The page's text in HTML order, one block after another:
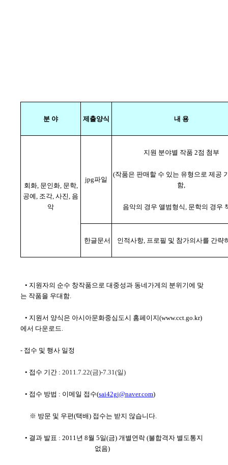
분 야 제출양식 내 용
회화, 문인화, 문학,
공예, 조각, 사진, 음
악
jpg파일
지원 분야별 작품 2점 첨부
(작품은 판매할 수 있는 유형으로 제공
함,
음악의 경우 앨범형식, 문학의 경우
한글문서 인적사항, 프로필 및 참가의사를 간략
• 지원자의 순수 창작품으로 대중성과 동네가게의 분위기에 맞
는 작품을 우대함.
• 지원서 양식은 아시아문화중심도시 홈페이지(www.cct.go.kr)
에서 다운로드.
- 접수 및 행사 일정
• 접수 기간 : 2011.7.22(금)-7.31(일)
• 접수 방법 : 이메일 접수(sai42gj@naver.com)
※ 방문 및 우편(택배) 접수는 받지 않습니다.
• 결과 발표 : 2011년 8월 5일(금) 개별연락 (불합격자 별도통지
없음)